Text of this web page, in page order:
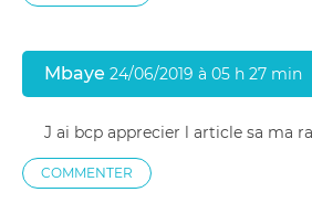
Mbaye 24/06/2019 à 05 h 27 min
J ai bcp apprecier l article sa ma
COMMENTER